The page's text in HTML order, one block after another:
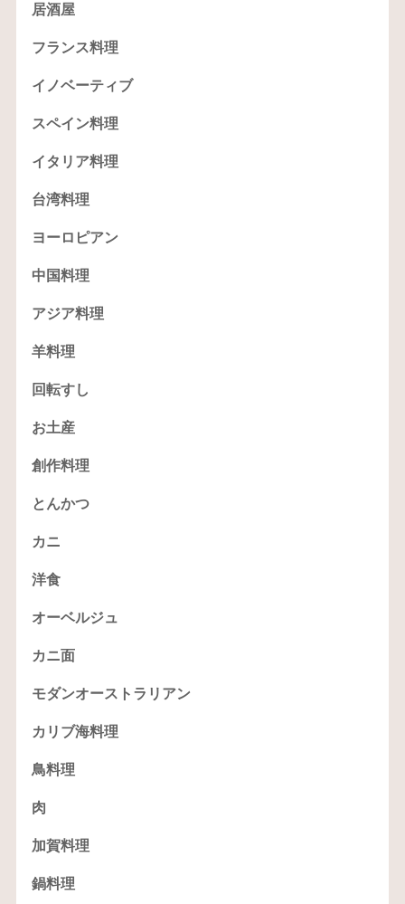
居酒屋
フランス料理
イノベーティブ
スペイン料理
イタリア料理
台湾料理
ヨーロピアン
中国料理
アジア料理
羊料理
回転すし
お土産
創作料理
とんかつ
カニ
洋食
オーベルジュ
カニ面
モダンオーストラリアン
カリブ海料理
鳥料理
肉
加賀料理
鍋料理